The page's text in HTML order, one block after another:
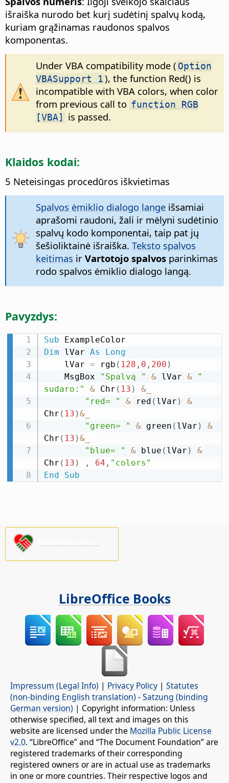
išraiška nurodo bet kurį sudėtinį spalvų kodą,
kuriam grąžinamas raudonos spalvos
komponentas.
Under VBA compatibility mode ( Option
VBASupport 1), the function Red() is
incompatible with VBA colors, when color
from previous call to function RGB
[VBA]
is passed.
Klaidos kodai:
5 Neteisingas procedūros iškvietimas
Spalvos ėmiklio dialogo langeišsamiai
aprašomi raudoni, žali ir mėlyni sudėtinio
spalvų kodo komponentai, taip pat jų
šešioliktainė išraiška. Teksto spalvos
keitimas ir Vartotojo spalvosparinkimas
rodo spalvos ėmiklio dialogo langą.
Pavyzdys:
Sub
Dim lVar As
Long
    lVar
= rgb ( 128 , 0 , 200 )
    MsgBox
"Spalvą " & lVar &
"
sudaro:"
& Chr ( 13 ) &_
"red= "
& red ( lVar )
&
Chr ( 13 )&_
"green= "
& green ( lVar )
&
Chr ( 13 )&_
"blue= "
& blue ( lVar )
&
Chr ( 13 ) , 64 , "colors"
End
Sub
LibreOffice Books
Impressum (Legal Info) | Privacy Policy | Statutes
(non-binding English translation) -Satzung (binding
German version) | Copyright information: Unless
otherwise specified, all text and images on this
website are licensed under the Mozilla Public License
v2.0. “LibreOffice” and “The Document Foundation” are
registered trademarks of their corresponding
registered owners or are in actual use as trademarks
in one or more countries. Their respective logos and